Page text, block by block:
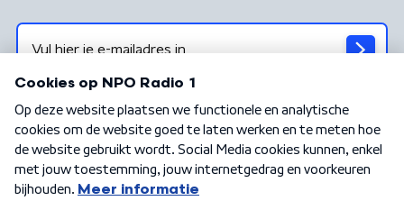
Algemene voorwaarden